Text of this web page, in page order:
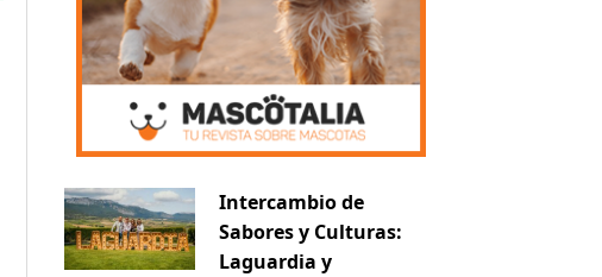
Intercambio de
Sabores y Culturas:
Laguardia y